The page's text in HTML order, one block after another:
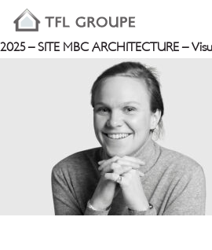
2025 – SITE MBC ARCHITECTURE –